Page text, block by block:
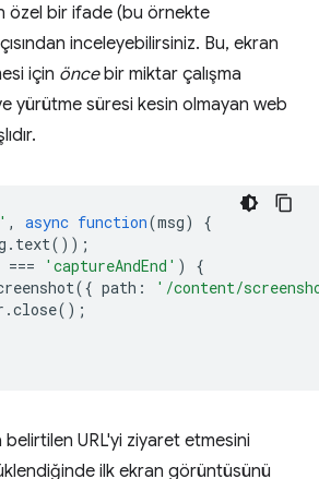
özel bir ifade (bu örnekte
inceleyebilirsiniz. Bu, ekran
için öncebir miktar çalışma
yürütme süresi kesin olmayan web
, async function(msg)
{
. text());
=== 'captureAndEnd' )
{
({ path :
'/content/
.close();
URL'yi ziyaret etmesini
ilk ekran görüntüsünü